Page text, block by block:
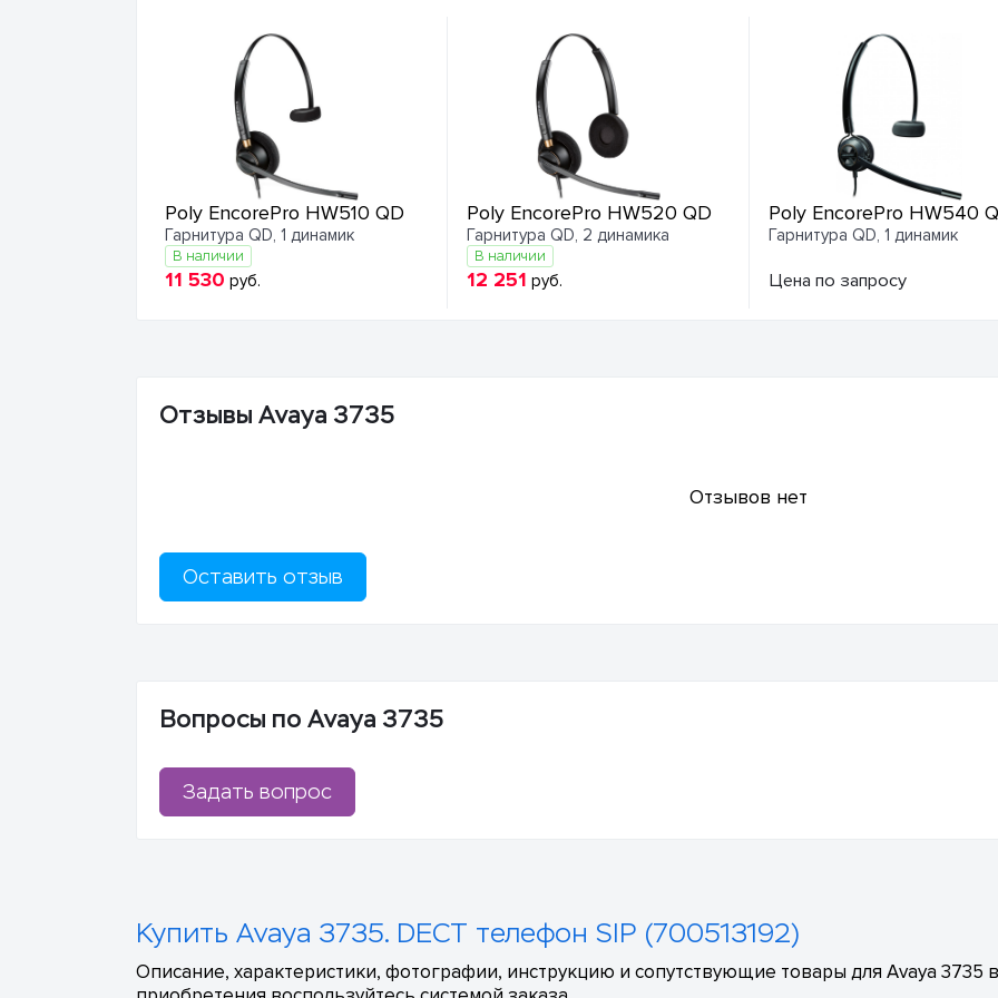
Poly EncorePro HW510 QD
Гарнитура QD, 1 динамик
В наличии
11 530 руб.
Poly EncorePro HW520 QD
Гарнитура QD, 2 динамика
В наличии
12 251 руб.
Poly EncorePro HW540
Гарнитура QD, 1 динамик
Цена по запросу
Отзывы Avaya 3735
Отзывов нет
Оставить отзыв
Вопросы по Avaya 3735
Задать вопрос
Купить Avaya 3735. DECT телефон SIP (700513192)
Описание, характеристики, фотографии, инструкцию и сопутствующие товары для Avaya 3735